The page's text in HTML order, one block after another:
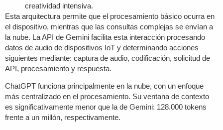
creatividad intensiva.
Esta arquitectura permite que el procesamiento básico ocurra en
el dispositivo, mientras que las consultas complejas se envían a
la nube. La API de Gemini facilita esta interacción procesando
datos de audio de dispositivos IoT y determinando acciones
siguientes mediante: captura de audio, codificación, solicitud de
API, procesamiento y respuesta.
ChatGPT funciona principalmente en la nube, con un enfoque
más centralizado en el procesamiento. Su ventana de contexto
es significativamente menor que la de Gemini: 128.000 tokens
frente a un millón, respectivamente.